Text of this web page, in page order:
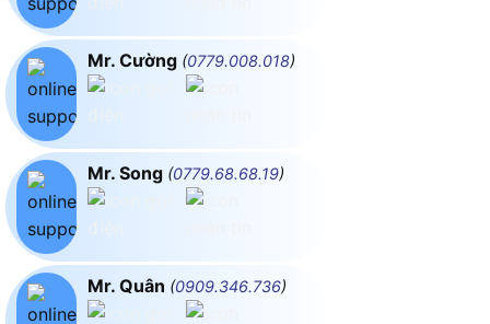
Mr. Cường (0779.008.018)
Mr. Song (0779.68.68.19)
Mr. Quân (0909.346.736)